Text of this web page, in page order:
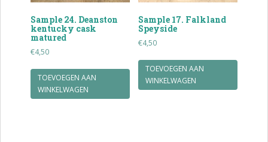
Sample 24. Deanston
kentucky cask
matured
€4,50
TOEVOEGEN AAN
WINKELWAGEN
Sample 17. Falkland
Speyside
€4,50
TOEVOEGEN AAN
WINKELWAGEN